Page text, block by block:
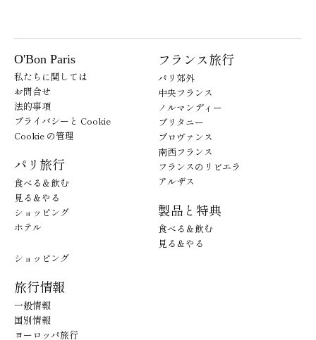
O'Bon Paris
私たちに関しては
お問合せ
法的事項
プライバシーと Cookie
Cookie の管理
パリ旅行
食べる＆飲む
見る＆やる
ショッピング
ホテル
フランス旅行
パリ郊外
中央フランス
ノルマンディー
ブリタニー
プロヴァンス
南西フランス
フランスのリビエラ
アルザス
製品と特典
食べる＆飲む
見る＆やる
ショッピング
旅行情報
一般情報
国別情報
ヨーロッパ旅行